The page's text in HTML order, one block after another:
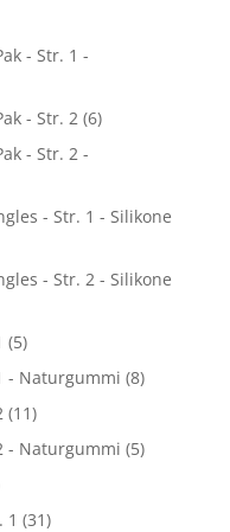
- Str. 1 -
- Str. 2 (6)
- Str. 2 -
- Str. 1 - Silikone
- Str. 2 - Silikone
(5)
- Naturgummi (8)
(11)
- Naturgummi (5)
1 (31)